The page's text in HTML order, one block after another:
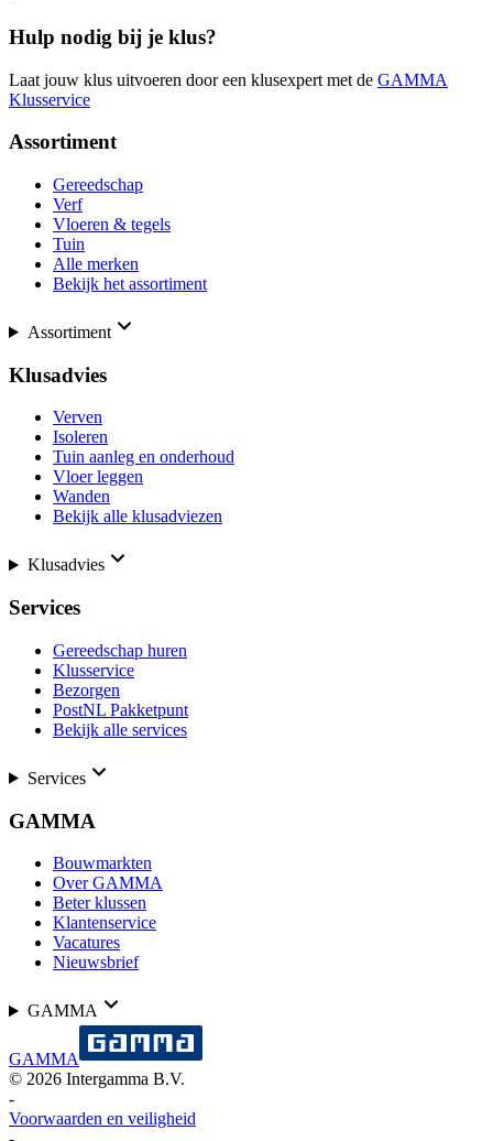
Hulp nodig bij je klus?
Laat jouw klus uitvoeren door een klusexpert met de GAMMA
Klusservice
Assortiment
Gereedschap
Verf
Vloeren & tegels
Tuin
Alle merken
Bekijk het assortiment
Assortiment
Klusadvies
Verven
Isoleren
Tuin aanleg en onderhoud
Vloer leggen
Wanden
Bekijk alle klusadviezen
Klusadvies
Services
Gereedschap huren
Klusservice
Bezorgen
PostNL Pakketpunt
Bekijk alle services
Services
GAMMA
Bouwmarkten
Over GAMMA
Beter klussen
Klantenservice
Vacatures
Nieuwsbrief
GAMMA
GAMMA
© 2026 Intergamma B.V.
-
Voorwaarden en veiligheid